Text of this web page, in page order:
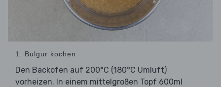
1. Bulgur kochen
Den Backofen auf 200°C (180°C Umluft)
vorheizen. In einem mittelgroßen Topf 600ml